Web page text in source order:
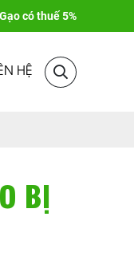
có thuế 5%
HỆ
BỊ